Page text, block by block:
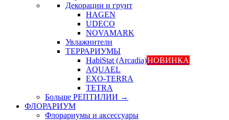
Декорации и грунт
HAGEN
UDECO
NOVAMARK
Увлажнители
ТЕРРАРИУМЫ
HabiStat (Arcadia)НОВИНКА
AQUAEL
EXO-TERRA
TETRA
Больше РЕПТИЛИИ →
ФЛОРАРИУМ
Флорариумы и аксессуары